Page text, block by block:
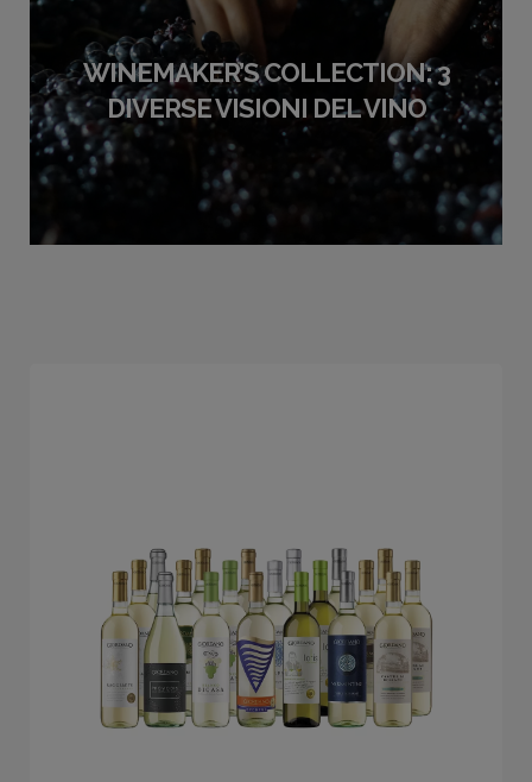
WINEMAKER’S COLLECTION: 3
DIVERSE VISIONI DEL VINO